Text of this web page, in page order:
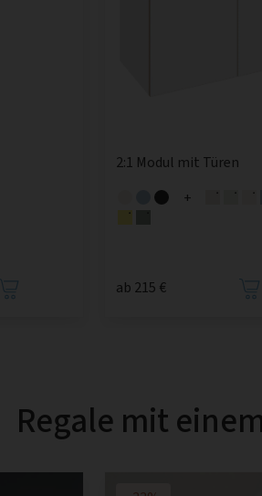
2:1 Modul mit Türen
+
ab 215 €
Regale mit